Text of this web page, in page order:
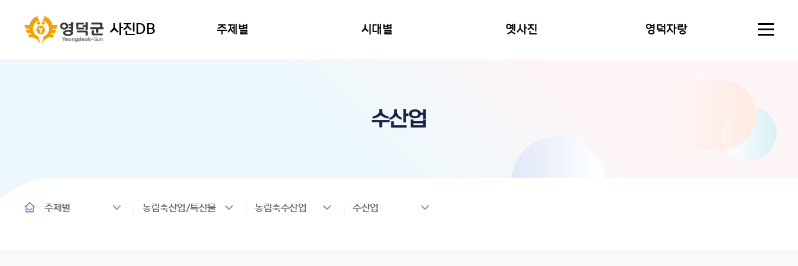
사진DB 주제별 시대별 옛사진 영덕자랑
수산업
주제별 농림축산업/특산물 농림축수산업 수산업